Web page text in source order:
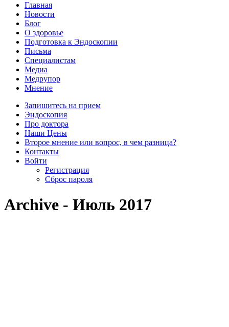
Главная
Новости
Блог
О здоровье
Подготовка к Эндоскопии
Письма
Специалистам
Медиа
Медрупор
Мнение
Запишитесь на прием
Эндоскопия
Про доктора
Наши Цены
Второе мнение или вопрос, в чем разница?
Контакты
Войти
Регистрация
Сброс пароля
Archive - Июль 2017